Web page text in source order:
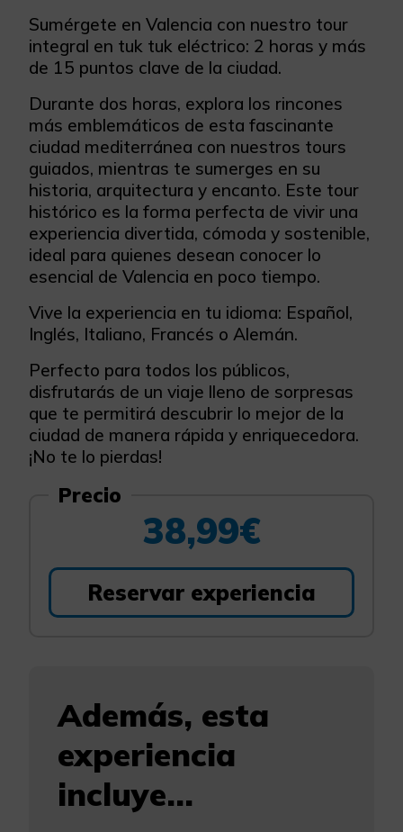
Sumérgete en Valencia con nuestro tour
integral en tuk tuk eléctrico: 2 horas y más
de 15 puntos clave de la ciudad.
Durante dos horas, explora los rincones
más emblemáticos de esta fascinante
ciudad mediterránea con nuestros tours
guiados, mientras te sumerges en su
historia, arquitectura y encanto. Este tour
histórico es la forma perfecta de vivir una
experiencia divertida, cómoda y sostenible,
ideal para quienes desean conocer lo
esencial de Valencia en poco tiempo.
Vive la experiencia en tu idioma: Español,
Inglés, Italiano, Francés o Alemán.
Perfecto para todos los públicos,
disfrutarás de un viaje lleno de sorpresas
que te permitirá descubrir lo mejor de la
ciudad de manera rápida y enriquecedora.
¡No te lo pierdas!
Precio
38,99€
Reservar experiencia
Además, esta
experiencia
incluye...